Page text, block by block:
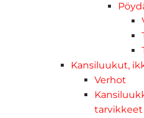
Kansiluukut,
Verhot
tarvikkeet